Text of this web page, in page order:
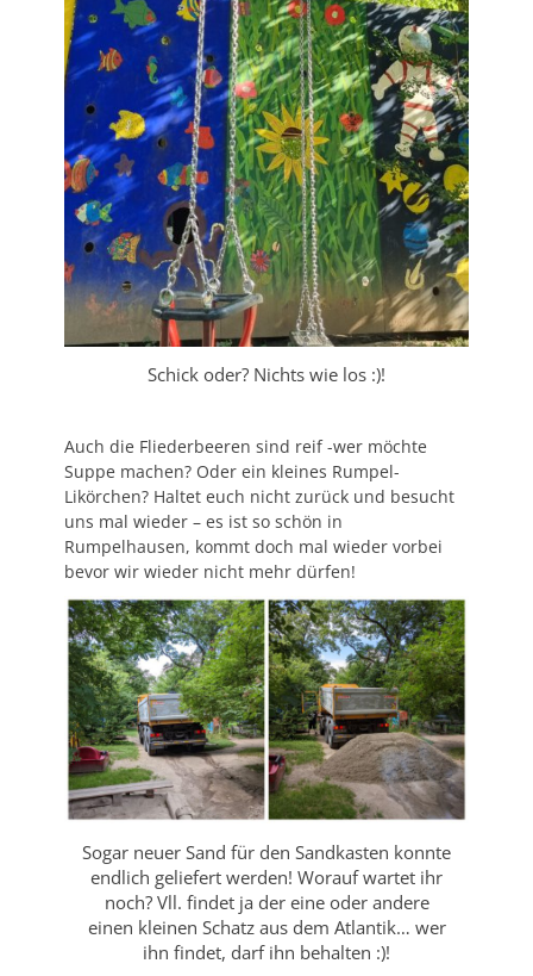
Schick oder? Nichts wie los :)!
Auch die Fliederbeeren sind reif -wer möchte
Suppe machen? Oder ein kleines Rumpel-
Likörchen? Haltet euch nicht zurück und besucht
uns mal wieder – es ist so schön in
Rumpelhausen, kommt doch mal wieder vorbei
bevor wir wieder nicht mehr dürfen!
Sogar neuer Sand für den Sandkasten konnte
endlich geliefert werden! Worauf wartet ihr
noch? Vll. findet ja der eine oder andere
einen kleinen Schatz aus dem Atlantik… wer
ihn findet, darf ihn behalten :)!